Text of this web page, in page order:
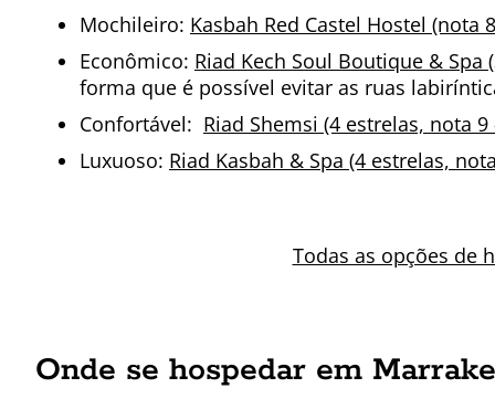
Mochileiro: Kasbah Red Castel Hostel
Econômico: Riad Kech Soul Boutique & Spa
forma que é possível evitar as ruas
Confortável: Riad Shemsi (4 estrelas, nota 9
Luxuoso: Riad Kasbah & Spa (4 estrelas,
Todas as opções de
Onde se hospedar em